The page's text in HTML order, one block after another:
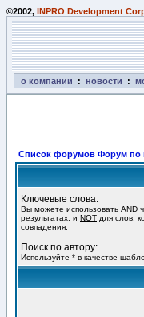
©2002, INPRO Development
о компании : новости :
Список форумов Форум по
Ключевые слова:
Вы можете использовать AND
результатах, и NOT для слов,
совпадения.
Поиск по автору:
Используйте * в качестве